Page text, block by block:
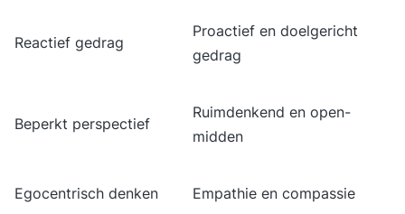
Reactief gedrag
Proactief en doelgericht
gedrag
Beperkt perspectief
Ruimdenkend en open-
midden
Egocentrisch denken Empathie en compassie